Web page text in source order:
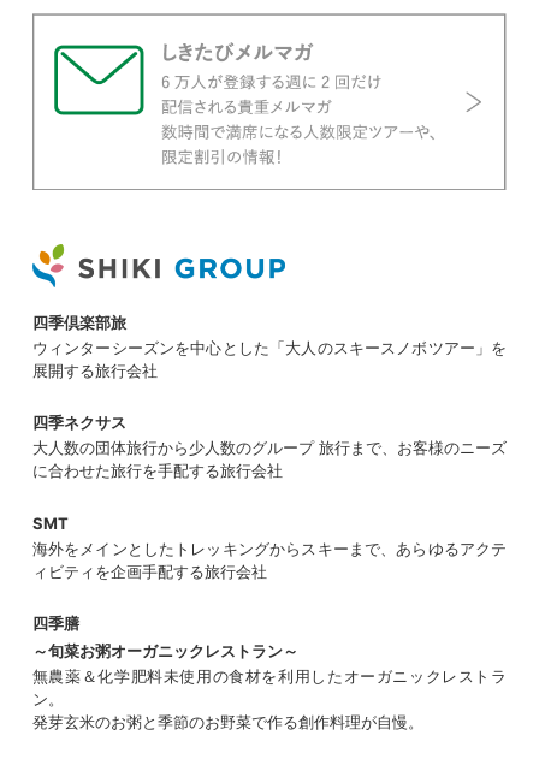
四季倶楽部旅
ウィンターシーズンを中心とした「大人のスキースノボツアー」を
展開する旅行会社
四季ネクサス
大人数の団体旅行から少人数のグループ 旅行まで、お客様のニーズ
に合わせた旅行を手配する旅行会社
SMT
海外をメインとしたトレッキングからスキーまで、あらゆるアクテ
ィビティを企画手配する旅行会社
四季膳
～旬菜お粥オーガニックレストラン～
無農薬＆化学肥料未使用の食材を利用したオーガニックレストラ
ン。
発芽玄米のお粥と季節のお野菜で作る創作料理が自慢。